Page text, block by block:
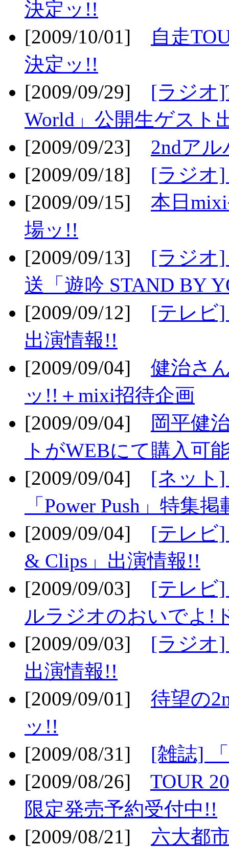
決定ッ!!
[2009/10/01]
自走
決定ッ!!
[2009/09/29] [ラジオ
World」公開生ゲスト
[2009/09/23] 2ndア
[2009/09/18] [ラジオ
[2009/09/15] 本日
場ッ!!
[2009/09/13] [ラジオ]
送「遊吟 STAND BY
[2009/09/12] [テレビ]
出演情報!!
[2009/09/04] 健治さ
ッ!!＋mixi招待企画
[2009/09/04]
岡平健
トがWEBにて購入可
[2009/09/04] [ネット]
「Power Push」特集
[2009/09/04] [テレビ]
& Clips」出演情報!!
[2009/09/03] [テレビ
ルラジオのおいでよ!
[2009/09/03] [ラジオ]
出演情報!!
[2009/09/01] 待望の
ッ!!
[2009/08/31] [雑誌]
[2009/08/26] TOUR
限定発売予約受付中!!
[2009/08/21] 六大都